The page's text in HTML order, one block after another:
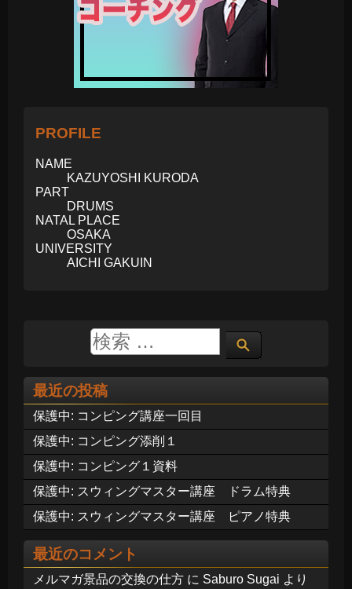
PROFILE
NAME
KAZUYOSHI KURODA
PART
DRUMS
NATAL PLACE
OSAKA
UNIVERSITY
AICHI GAKUIN
最近の投稿
保護中: コンピング講座一回目
保護中: コンピング添削１
保護中: コンピング１資料
保護中: スウィングマスター講座 ドラム特典
保護中: スウィングマスター講座 ピアノ特典
最近のコメント
メルマガ景品の交換の仕方 に Saburo Sugai より